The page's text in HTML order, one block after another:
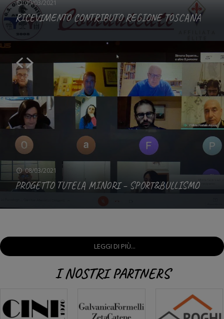
09/03/2021
RICEVIMENTO CONTRIBUTO REGIONE TOSCANA
08/03/2021
PROGETTO TUTELA MINORI – SPORT&BULLISMO
LEGGI DI PIÙ...
I NOSTRI PARTNERS